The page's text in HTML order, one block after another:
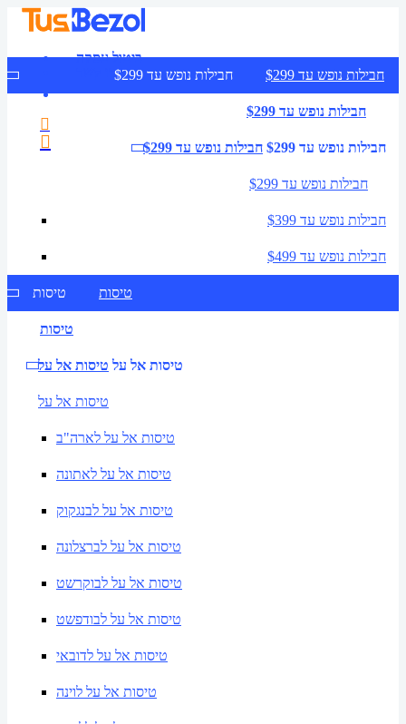
ביטול עסקה
צרו קשר
חבילות נופש עד $299 חבילות נופש עד $299
חבילות נופש עד $299
חבילות נופש עד $299 חבילות נופש עד $299
חבילות נופש עד $299
חבילות נופש עד $399
חבילות נופש עד $499
טיסות טיסות
טיסות
טיסות אל על טיסות אל על
טיסות אל על
טיסות אל על לארה"ב
טיסות אל על לאתונה
טיסות אל על לבנגקוק
טיסות אל על לברצלונה
טיסות אל על לבוקרשט
טיסות אל על לבודפשט
טיסות אל על לדובאי
טיסות אל על לוינה